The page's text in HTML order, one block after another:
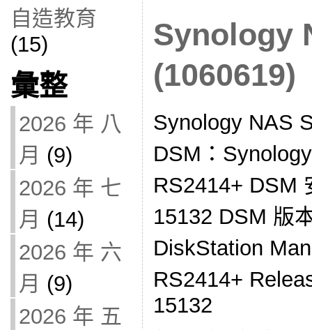
自造教育
(15)
彙整
2026 年 八
月 (9)
2026 年 七
月 (14)
2026 年 六
月 (9)
2026 年 五
Synology
(1060619)
Synology NAS
DSM：
RS2414+ DSM
15132 DSM 版
DiskStation
RS2414+
15132